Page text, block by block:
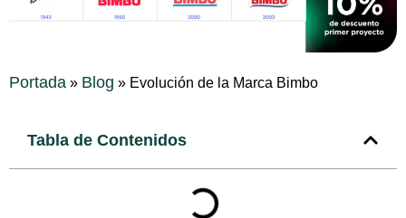
Portada » Blog » Evolución de la Marca Bimbo
Tabla de Contenidos